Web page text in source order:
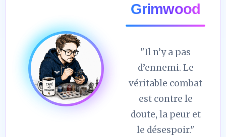
Grimwood
"Il n’y a pas
d’ennemi. Le
véritable combat
est contre le
doute, la peur et
le désespoir."